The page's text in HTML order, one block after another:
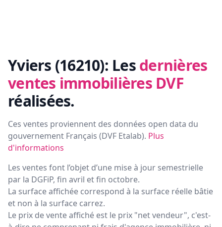
Yviers (16210): Les dernières
ventes immobilières DVF
réalisées.
Ces ventes proviennent des données open data du
gouvernement Français (DVF Etalab). Plus
d'informations
Les ventes font l’objet d’une mise à jour semestrielle
par la DGFiP, fin avril et fin octobre.
La surface affichée correspond à la surface réelle bâtie
et non à la surface carrez.
Le prix de vente affiché est le prix "net vendeur", c'est-